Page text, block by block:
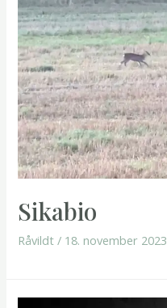
Sikabio
Råvildt / 18. november 2023